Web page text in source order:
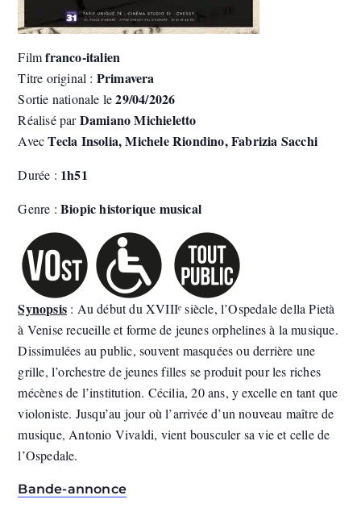
Filmfranco-italien
Titre original : Primavera
Sortie nationale le29/04/2026
Réalisé parDamiano Michieletto
AvecTecla Insolia, Michele Riondino, Fabrizia Sacchi
Durée : 1h51
Genre :Biopic historique musical
Synopsis : Au début du XVIIIᵉ siècle, l’Ospedale della Pietà
à Venise recueille et forme de jeunes orphelines à la musique.
Dissimulées au public, souvent masquées ou derrière une
grille, l’orchestre de jeunes filles se produit pour les riches
mécènes de l’institution. Cécilia, 20 ans, y excelle en tant que
violoniste. Jusqu’au jour où l’arrivée d’un nouveau maître de
musique, Antonio Vivaldi, vient bousculer sa vie et celle de
l’Ospedale.
Bande-annonce